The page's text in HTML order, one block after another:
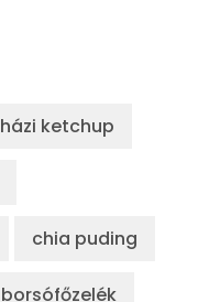
házi ketchup
chia puding
borsófőzelék